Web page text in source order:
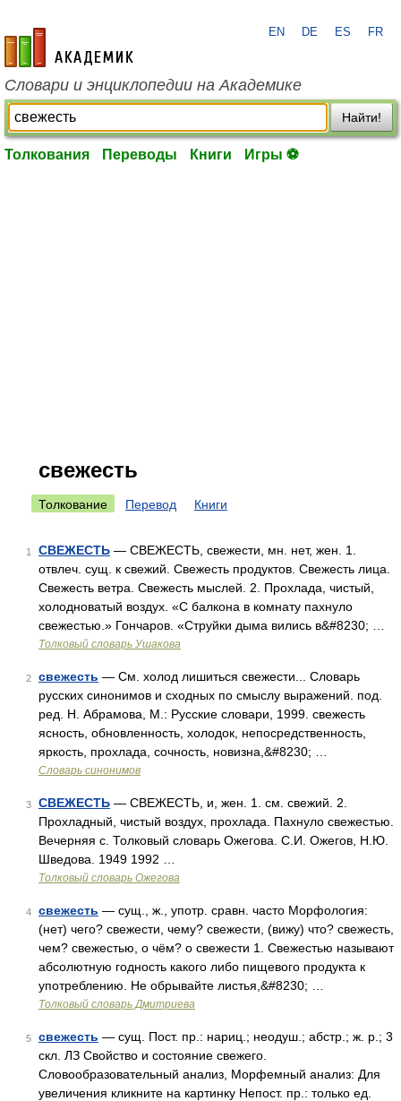
academic.ru
EN DE ES FR
Словари и энциклопедии на Академике
Найти!
Толкования Переводы Книги Игры ⚽
свежесть
Толкование Перевод Книги
1 СВЕЖЕСТЬ — СВЕЖЕСТЬ, свежести, мн. нет, жен. 1.
отвлеч. сущ. к свежий. Свежесть продуктов. Свежесть лица.
Свежесть ветра. Свежесть мыслей. 2. Прохлада, чистый,
холодноватый воздух. «С балкона в комнату пахнуло
свежестью.» Гончаров. «Струйки дыма вились в&#8230; …
Толковый словарь Ушакова
2 свежесть — См. холод лишиться свежести... Словарь
русских синонимов и сходных по смыслу выражений. под.
ред. Н. Абрамова, М.: Русские словари, 1999. свежесть
ясность, обновленность, холодок, непосредственность,
яркость, прохлада, сочность, новизна,&#8230; …
Словарь синонимов
3 СВЕЖЕСТЬ — СВЕЖЕСТЬ, и, жен. 1. см. свежий. 2.
Прохладный, чистый воздух, прохлада. Пахнуло свежестью.
Вечерняя с. Толковый словарь Ожегова. С.И. Ожегов, Н.Ю.
Шведова. 1949 1992 …
Толковый словарь Ожегова
4 свежесть — сущ., ж., употр. сравн. часто Морфология:
(нет) чего? свежести, чему? свежести, (вижу) что? свежесть,
чем? свежестью, о чём? о свежести 1. Свежестью называют
абсолютную годность какого либо пищевого продукта к
употреблению. Не обрывайте листья,&#8230; …
Толковый словарь Дмитриева
5 свежесть — сущ. Пост. пр.: нариц.; неодуш.; абстр.; ж. р.; 3
скл. ЛЗ Свойство и состояние свежего.
Словообразовательный анализ, Морфемный анализ: Для
увеличения кликните на картинку Непост. пр.: только ед.